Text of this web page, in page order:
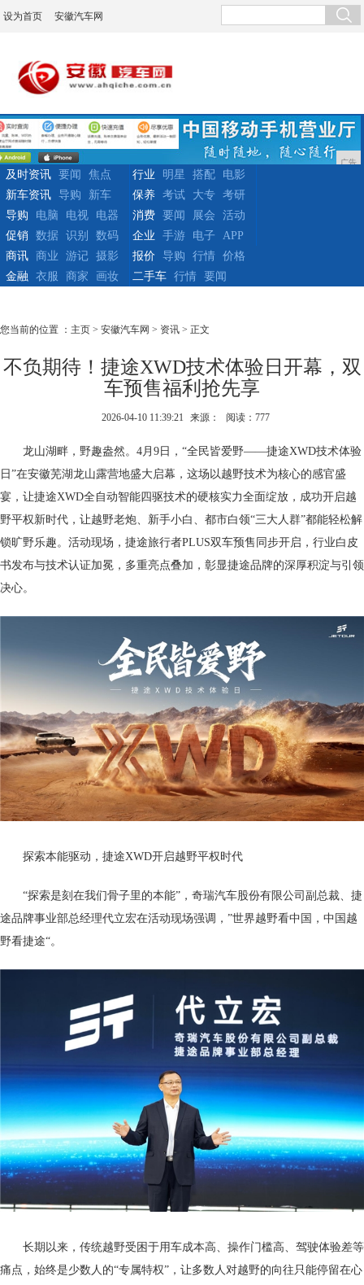
设为首页 安徽汽车网
广告
及时资讯 要闻
焦点
新车资讯
导购 新车
行业 明星 搭配
电影
保养
考试 大专
考研
导购
电脑 电视
电器
促销
数据 识别 数码
消费 要闻 展会
活动
企业
手游 电子
APP
商讯
商业 游记
摄影
金融
衣服 商家 画妆
报价 导购 行情
价格
二手车
行情 要闻
您当前的位置 ： 主页 > 安徽汽车网 > 资讯 > 正文
不负期待！捷途XWD技术体验日开幕，双
车预售福利抢先享
2026-04-10 11:39:21 来源： 阅读：777
龙山湖畔，野趣盎然。4月9日，“全民皆爱野——捷途XWD技术体验
日”在安徽芜湖龙山露营地盛大启幕，这场以越野技术为核心的感官盛
宴，让捷途XWD全自动智能四驱技术的硬核实力全面绽放，成功开启越
野平权新时代，让越野老炮、新手小白、都市白领“三大人群”都能轻松解
锁旷野乐趣。活动现场，捷途旅行者PLUS双车预售同步开启，行业白皮
书发布与技术认证加冕，多重亮点叠加，彰显捷途品牌的深厚积淀与引领
决心。
探索本能驱动，捷途XWD开启越野平权时代
“探索是刻在我们骨子里的本能”，奇瑞汽车股份有限公司副总裁、捷
途品牌事业部总经理代立宏在活动现场强调，”世界越野看中国，中国越
野看捷途“。
长期以来，传统越野受困于用车成本高、操作门槛高、驾驶体验差等
痛点，始终是少数人的“专属特权”，让多数人对越野的向往只能停留在心